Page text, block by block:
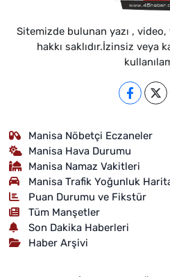
Sitemizde bulunan yazı ,
hakkı saklıdır.İzinsiz veya
Manisa Nöbetçi Eczaneler
Manisa Hava Durumu
Manisa Namaz Vakitleri
Manisa Trafik Yoğunluk
Puan Durumu ve Fikstür
Tüm Manşetler
Son Dakika Haberleri
Haber Arşivi